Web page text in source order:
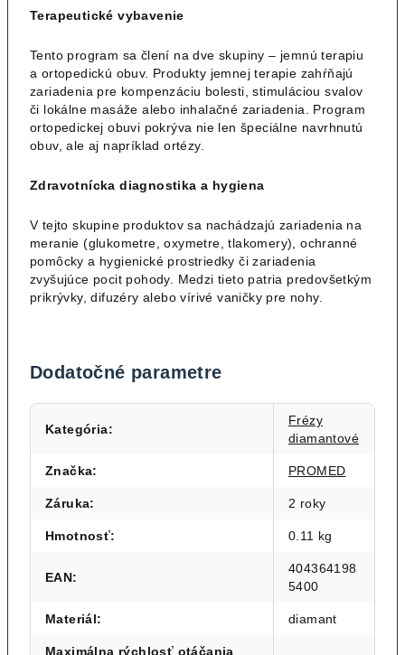
Terapeutické vybavenie
Tento program sa člení na dve skupiny – jemnú terapiu
a ortopedickú obuv. Produkty jemnej terapie zahŕňajú
zariadenia pre kompenzáciu bolesti, stimuláciou svalov
či lokálne masáže alebo inhalačné zariadenia. Program
ortopedickej obuvi pokrýva nie len špeciálne navrhnutú
obuv, ale aj napríklad ortézy.
Zdravotnícka diagnostika a hygiena
V tejto skupine produktov sa nachádzajú zariadenia na
meranie (glukometre, oxymetre, tlakomery), ochranné
pomôcky a hygienické prostriedky či zariadenia
zvyšujúce pocit pohody. Medzi tieto patria predovšetkým
prikrývky, difuzéry alebo vírivé vaničky pre nohy.
Dodatočné parametre
Kategória:
Frézy
diamantové
Značka: PROMED
Záruka: 2 roky
Hmotnosť: 0.11 kg
EAN:
404364198
5400
Materiál: diamant
Maximálna rýchlosť otáčania